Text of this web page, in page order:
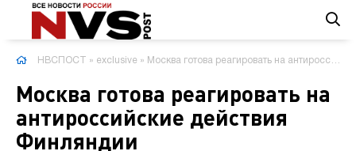
НВСПОСТ » exclusive » Москва готова реагировать на антироссийские действия Финляндии
Москва готова реагировать на
антироссийские действия
Финляндии